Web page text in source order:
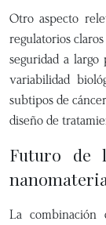
Otro aspecto
regulatorios
seguridad a largo
variabilidad
subtipos de
diseño de
Futuro de
La combinación